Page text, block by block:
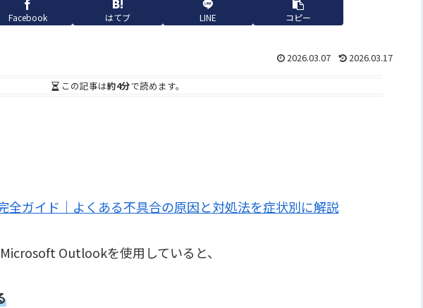
Facebook はてブ LINE コピー
2026.03.07 2026.03.17
この記事は約4分で読めます。
全ガイド｜よくある不具合の原因と対処法を症状別に解説
Outlookを使用していると、